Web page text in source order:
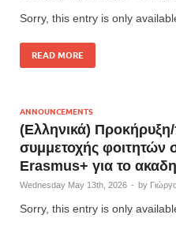
Sorry, this entry is only
READ MORE
ANNOUNCEMENTS
(Ελληνικά)
συμμετοχής φοιτητών
Erasmus+ για το
Wednesday May 13th, 2026 - by
Sorry, this entry is only